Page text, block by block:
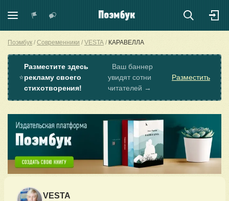
Поэмбук Современники VESTA КАРАВЕЛЛА
⭐
Разместите здесь
рекламу своего
стихотворения!
Ваш баннер
увидят сотни
читателей →
Разместить
VESTA